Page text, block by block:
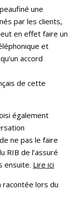
une
par les clients,
en effet faire un
et
accord
de cette
également
ne pas le faire
RIB de l’assuré
ensuite. Lire ici
lors du